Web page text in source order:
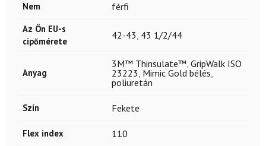
Nem férfi
Az Ön EU-s
cipőmérete
42-43, 43 1/2/44
Anyag
3M™ Thinsulate™, GripWalk ISO
23223, Mimic Gold bélés,
poliuretán
Szín Fekete
Flex index 110